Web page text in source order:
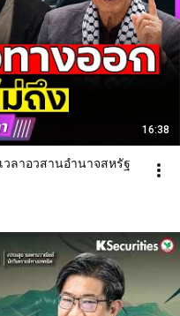
16:38
วลาอวสานอำนาจสหรัฐ